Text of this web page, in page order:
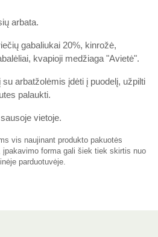
arbata.
gabaliukai 20%, kinrožė,
kvapioji medžiaga "Avietė".
su arbatžolėmis įdėti į puodelį, užpilti
palaukti.
vietoje.
vis naujinant produkto pakuotės
forma gali šiek tiek skirtis nuo
parduotuvėje.